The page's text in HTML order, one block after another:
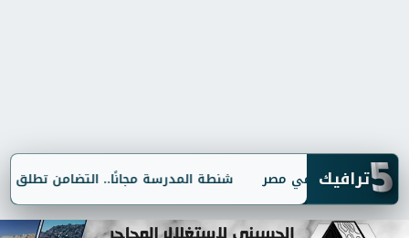
5ترافيك شنطة المدرسة مجانًا.. التضامن تطلق مبادرة